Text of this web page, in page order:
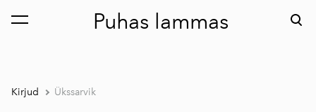
Puhas lammas
lisati ostukorvi. Vaata ostukorvi
Kirjud Ükssarvik